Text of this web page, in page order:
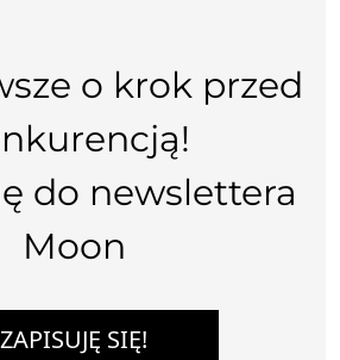
o krok przed
do newslettera
Moon
ZAPISUJĘ SIĘ!